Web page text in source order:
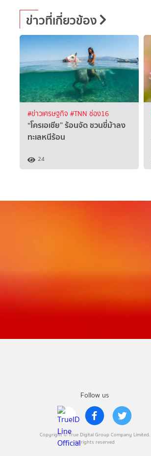
ข่าวที่เกี่ยวข้อง
#ข่าวเศรษฐกิจ #TNN ช่อง16
“โครเอเชีย” ร้อนจัด ชวนขี่ม้าลง
ทะเลหนีร้อน
24
Follow us
Copyright © True Digital Group Company Limited.
All rights reserved